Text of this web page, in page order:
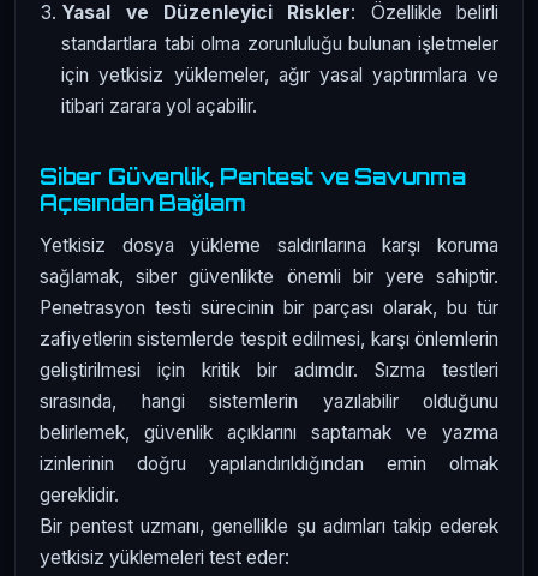
Yasal ve Düzenleyici Riskler: Özellikle belirli
standartlara tabi olma zorunluluğu bulunan işletmeler
için yetkisiz yüklemeler, ağır yasal yaptırımlara ve
itibari zarara yol açabilir.
Siber Güvenlik, Pentest ve Savunma
Açısından Bağlam
Yetkisiz dosya yükleme saldırılarına karşı koruma
sağlamak, siber güvenlikte önemli bir yere sahiptir.
Penetrasyon testi sürecinin bir parçası olarak, bu tür
zafiyetlerin sistemlerde tespit edilmesi, karşı önlemlerin
geliştirilmesi için kritik bir adımdır. Sızma testleri
sırasında, hangi sistemlerin yazılabilir olduğunu
belirlemek, güvenlik açıklarını saptamak ve yazma
izinlerinin doğru yapılandırıldığından emin olmak
gereklidir.
Bir pentest uzmanı, genellikle şu adımları takip ederek
yetkisiz yüklemeleri test eder: